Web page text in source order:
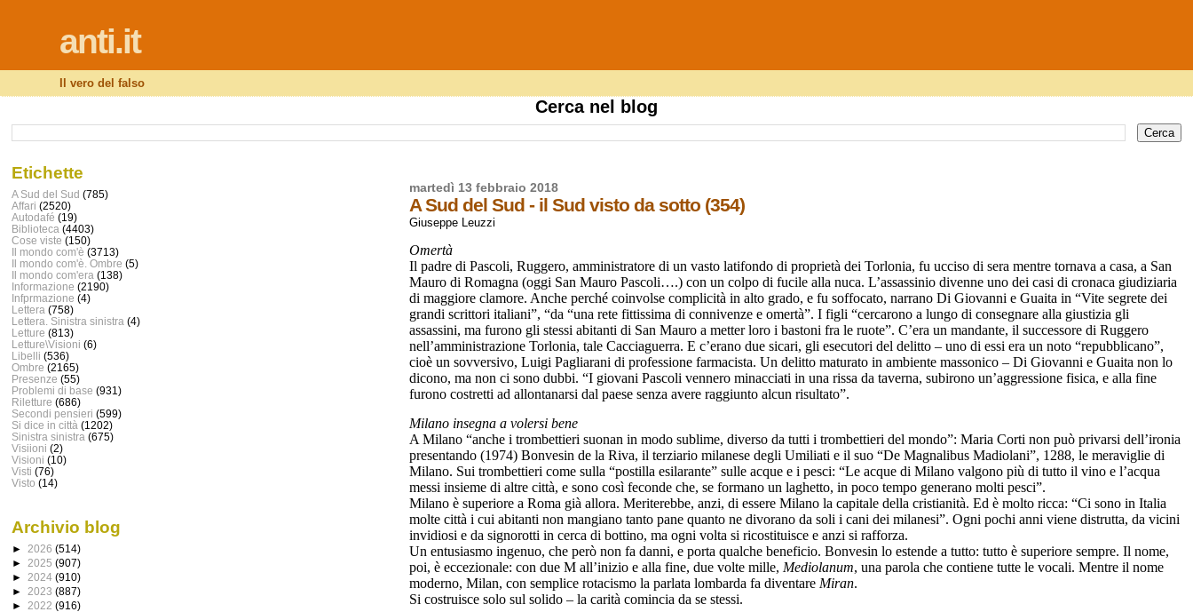
anti.it
Il vero del falso
Cerca nel blog
martedì 13 febbraio 2018
A Sud del Sud - il Sud visto da sotto (354)
Giuseppe Leuzzi
Omertà
Il padre di Pascoli, Ruggero, amministratore di un vasto latifondo di proprietà dei Torlonia, fu ucciso di sera mentre tornava a casa, a San
Mauro di Romagna (oggi San Mauro Pascoli….) con un colpo di fucile alla nuca. L’assassinio divenne uno dei casi di cronaca giudiziaria
di maggiore clamore. Anche perché coinvolse complicità in alto grado, e fu soffocato, narrano Di Giovanni e Guaita in “Vite segrete dei
grandi scrittori italiani”, “da “una rete fittissima di connivenze e omertà”. I figli “cercarono a lungo di consegnare alla giustizia gli
assassini, ma furono gli stessi abitanti di San Mauro a metter loro i bastoni fra le ruote”. C’era un mandante, il successore di Ruggero
nell’amministrazione Torlonia, tale Cacciaguerra. E c’erano due sicari, gli esecutori del delitto – uno di essi era un noto “repubblicano”,
cioè un sovversivo, Luigi Pagliarani di professione farmacista. Un delitto maturato in ambiente massonico – Di Giovanni e Guaita non lo
dicono, ma non ci sono dubbi. “I giovani Pascoli vennero minacciati in una rissa da taverna, subirono un’aggressione fisica, e alla fine
furono costretti ad allontanarsi dal paese senza avere raggiunto alcun risultato”.
Milano insegna a volersi bene
A Milano “anche i trombettieri suonan in modo sublime, diverso da tutti i trombettieri del mondo”: Maria Corti non può privarsi dell’ironia
presentando (1974) Bonvesin de la Riva, il terziario milanese degli Umiliati e il suo “De Magnalibus Madiolani”, 1288, le meraviglie di
Milano. Sui trombettieri come sulla “postilla esilarante” sulle acque e i pesci: “Le acque di Milano valgono più di tutto il vino e l’acqua
messi insieme di altre città, e sono così feconde che, se formano un laghetto, in poco tempo generano molti pesci”.
Milano è superiore a Roma già allora. Meriterebbe, anzi, di essere Milano la capitale della cristianità. Ed è molto ricca: “Ci sono in Italia
molte città i cui abitanti non mangiano tanto pane quanto ne divorano da soli i cani dei milanesi”. Ogni pochi anni viene distrutta, da vicini
invidiosi e da signorotti in cerca di bottino, ma ogni volta si ricostituisce e anzi si rafforza.
Un entusiasmo ingenuo, che però non fa danni, e porta qualche beneficio. Bonvesin lo estende a tutto: tutto è superiore sempre. Il nome,
poi, è eccezionale: con due M all’inizio e alla fine, due volte mille, Mediolanum, una parola che contiene tutte le vocali. Mentre il nome
moderno, Milan, con semplice rotacismo la parlata lombarda fa diventare Miran.
Si costruisce solo sul solido – la carità comincia da se stessi.
Etichette
A Sud del Sud (785)
Affari (2520)
Autodafé (19)
Biblioteca (4403)
Cose viste (150)
Il mondo com'è (3713)
Il mondo com'è. Ombre (5)
Il mondo com'era (138)
Informazione (2190)
Infprmazione (4)
Lettera (758)
Lettera. Sinistra sinistra (4)
Letture (813)
Letture\Visioni (6)
Libelli (536)
Ombre (2165)
Presenze (55)
Problemi di base (931)
Riletture (686)
Secondi pensieri (599)
Si dice in città (1202)
Sinistra sinistra (675)
Visiioni (2)
Visioni (10)
Visti (76)
Visto (14)
Archivio blog
► 2026 (514)
► 2025 (907)
► 2024 (910)
► 2023 (887)
► 2022 (916)